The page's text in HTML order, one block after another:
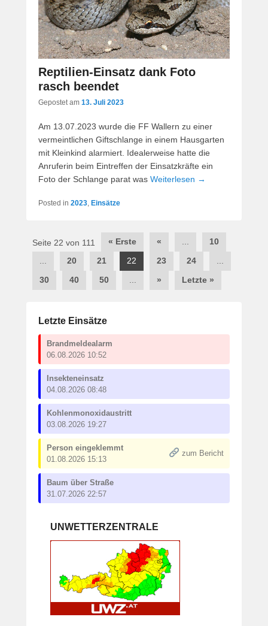
Reptilien-Einsatz dank Foto
rasch beendet
Gepostet am 13. Juli 2023
Am 13.07.2023 wurde die FF Wallern zu einer
vermeintlichen Giftschlange in einem Hausgarten
mit Kleinkind alarmiert. Idealerweise hatte die
Anruferin beim Eintreffen der Einsatzkräfte ein
Foto der Schlange parat was Weiterlesen →
Posted in 2023, Einsätze
Post
Seite 22 von 111 « Erste «
10
20 21 22 23 24
30
40 50 » Letzte »
Letzte Einsätze
Brandmeldealarm
06.08.2026 10:52
Insekteneinsatz
04.08.2026 08:48
Kohlenmonoxidaustritt
03.08.2026 19:27
Person eingeklemmt
01.08.2026 15:13
zum Bericht
Baum über Straße
31.07.2026 22:57
UNWETTERZENTRALE